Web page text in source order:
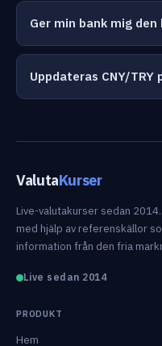
Ger min bank mig den
Uppdateras CNY/TRY
ValutaKurser
Live-valutakurser sedan
med hjälp av referenskällor
information från den fria
Live sedan 2014
PRODUKT
Hem